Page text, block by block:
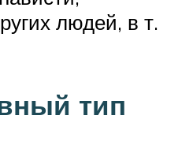
людей, в т.
тип